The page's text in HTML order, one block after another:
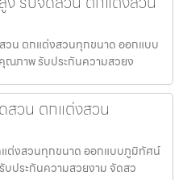
วน ตกแต่งสวนทุกขนาด ออกแบบ
ณภาพ รับประกันความสวยง
สวน ตกแต่งสวน
ต่งสวนทุกขนาด ออกแบบภูมิทัศน์
บประกันความสวยงาม จัดสว